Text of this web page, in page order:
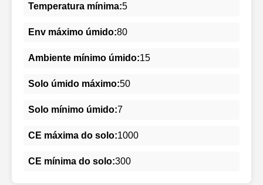
Temperatura mínima:5
Env máximo úmido:80
Ambiente mínimo úmido:15
Solo úmido máximo:50
Solo mínimo úmido:7
CE máxima do solo:1000
CE mínima do solo:300